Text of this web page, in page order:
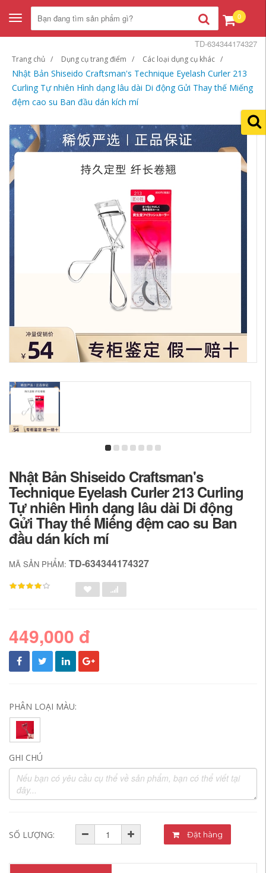
Toggle
navigation
0
Trang chủ Dụng cụ trang điểm Các loại dụng cụ khác
Nhật Bản Shiseido Craftsman's Technique Eyelash Curler 213
Curling Tự nhiên Hình dạng lâu dài Di động Gửi Thay thế Miếng
đệm cao su Ban đầu dán kích mí
TD-634344174327
Nhật Bản Shiseido Craftsman's
Technique Eyelash Curler 213 Curling
Tự nhiên Hình dạng lâu dài Di động
Gửi Thay thế Miếng đệm cao su Ban
đầu dán kích mí
MÃ SẢN PHẨM: TD-634344174327
449,000 đ
PHÂN LOẠI MÀU:
GHI CHÚ
SỐ LƯỢNG: Đặt hàng